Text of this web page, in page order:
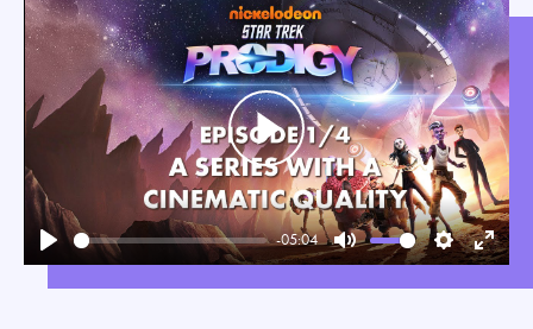
Play
-05:04
Mute SettingsEnter
Play